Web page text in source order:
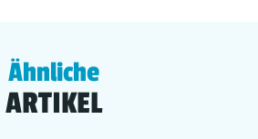
Ähnliche
ARTIKEL